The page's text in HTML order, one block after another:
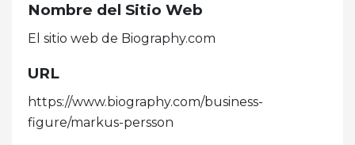
Nombre del Sitio Web
El sitio web de Biography.com
URL
https://www.biography.com/business-
figure/markus-persson